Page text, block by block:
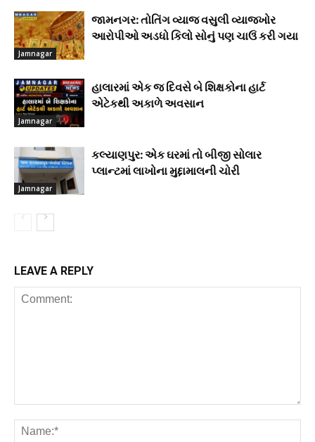
Jamnagar
જામનગર: તોતિંગ વ્યાજ વસુલી વ્યાજખોર
આરોપીઓ અડધો કિલો સોનું પણ ચાઉં કરી ગયા
Jamnagar
હાલારમાં એક જ દિવસે બે શિક્ષકોના હાર્ટ
એટેકથી અકાળે અવસાન
Jamnagar
કલ્યાણપુર: એક ઘરમાં તો બીજી સોલાર
પ્લાન્ટમાં લાખોના મુદ્દામાલની ચોરી
LEAVE A REPLY